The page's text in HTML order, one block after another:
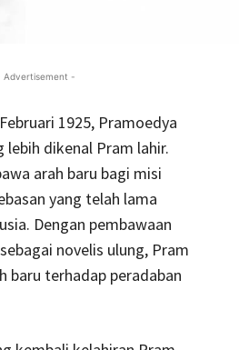
Advertisement -
1925, Pramoedya
lebih dikenal Pram lahir.
arah baru bagi misi
yang telah lama
Dengan pembawaan
novelis ulung, Pram
baru terhadap peradaban